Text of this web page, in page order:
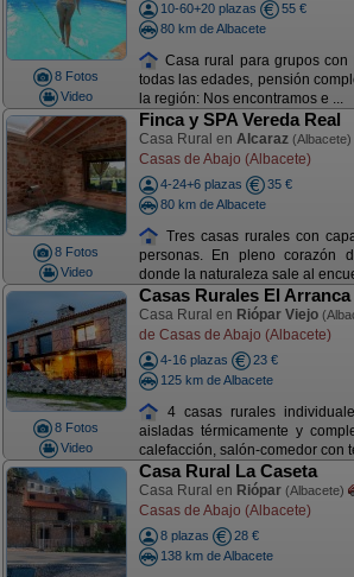
8 Fotos
Video
10-60+20 plazas
55 €
80 km de Albacete
Casa rural para grupos con
todas las edades, pensión
la región: Nos encontramos e ...
8 Fotos
Video
Finca y SPA Vereda Real
Casa Rural en Alcaraz (Albacete)
Casas de Abajo (Albacete)
4-24+6 plazas
35 €
80 km de Albacete
Tres casas rurales con
personas. En pleno corazón
donde la naturaleza sale al
8 Fotos
Video
Casas Rurales El Arranca
Casa Rural en Riópar Viejo
de Casas de Abajo (Albacete)
4-16 plazas
23 €
125 km de Albacete
4 casas rurales
aisladas térmicamente y
calefacción, salón-comedor con
Casa Rural La Caseta
Casa Rural en Riópar (Albacete)
Casas de Abajo (Albacete)
8 plazas
28 €
138 km de Albacete